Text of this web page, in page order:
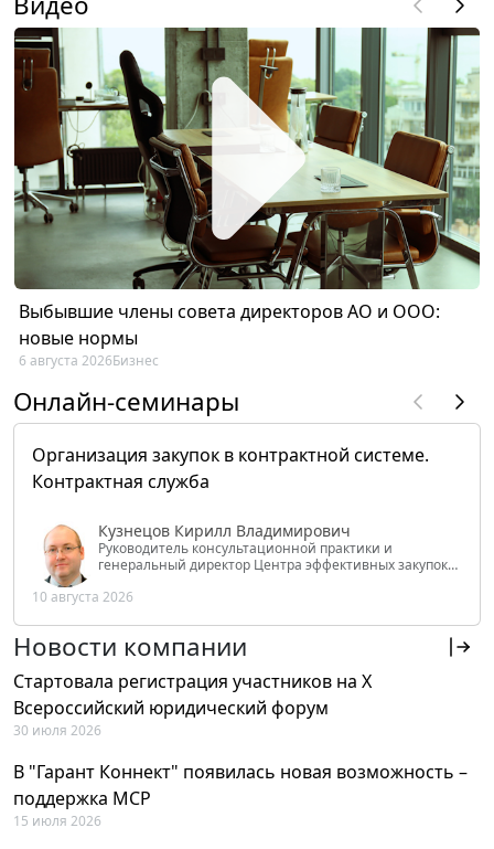
Выбывшие члены совета директоров АО и ООО:
новые нормы
6 августа 2026Бизнес
Онлайн-семинары
Организация закупок в контрактной системе.
Контрактная служба
Кузнецов Кирилл Владимирович
Руководитель консультационной практики и
генеральный директор Центра эффективных закупок
РФ
10 августа 2026
Новости компании
Стартовала регистрация участников на X
Всероссийский юридический форум
30 июля 2026
В "Гарант Коннект" появилась новая возможность –
поддержка MCP
15 июля 2026